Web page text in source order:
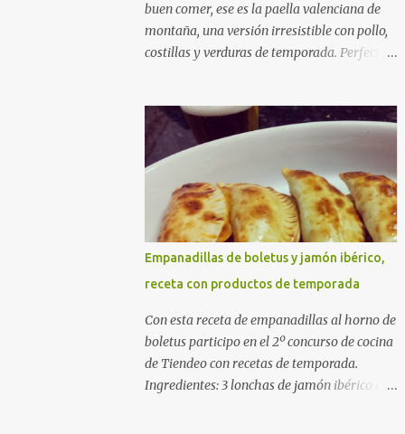
buen comer, ese es la paella valenciana de
montaña, una versión irresistible con pollo,
costillas y verduras de temporada. Perfecta
400 g de arroz redondo (tipo bomba) 500 g
de pollo troceado 300 g de costillas de cerdo
troceadas 2 alcachofas frescas 150 g de
judías verdes planas 2 tomates maduros
rallados 1,2 litros de caldo de pollo (o agua) 1
cucharadita de hebras de azafrán 1
cucharadita de pimentón dulce 2 dientes de
ajo Aceite de oliva virgen extra Sal al gusto
(Opcional) una ramita de romero
Elaboración 1. Prepara las verduras Limpia
las alcachofas, retira las hojas duras y
córtalas en cuartos. Trocea las judías verdes.
Reserva en agua con limón para que no se
Empanadillas de boletus y jamón ibérico,
receta con productos de temporada
Con esta receta de empanadillas al horno de
boletus participo en el 2º concurso de cocina
de Tiendeo con recetas de temporada.
Ingredientes: 3 lonchas de jamón ibérico en